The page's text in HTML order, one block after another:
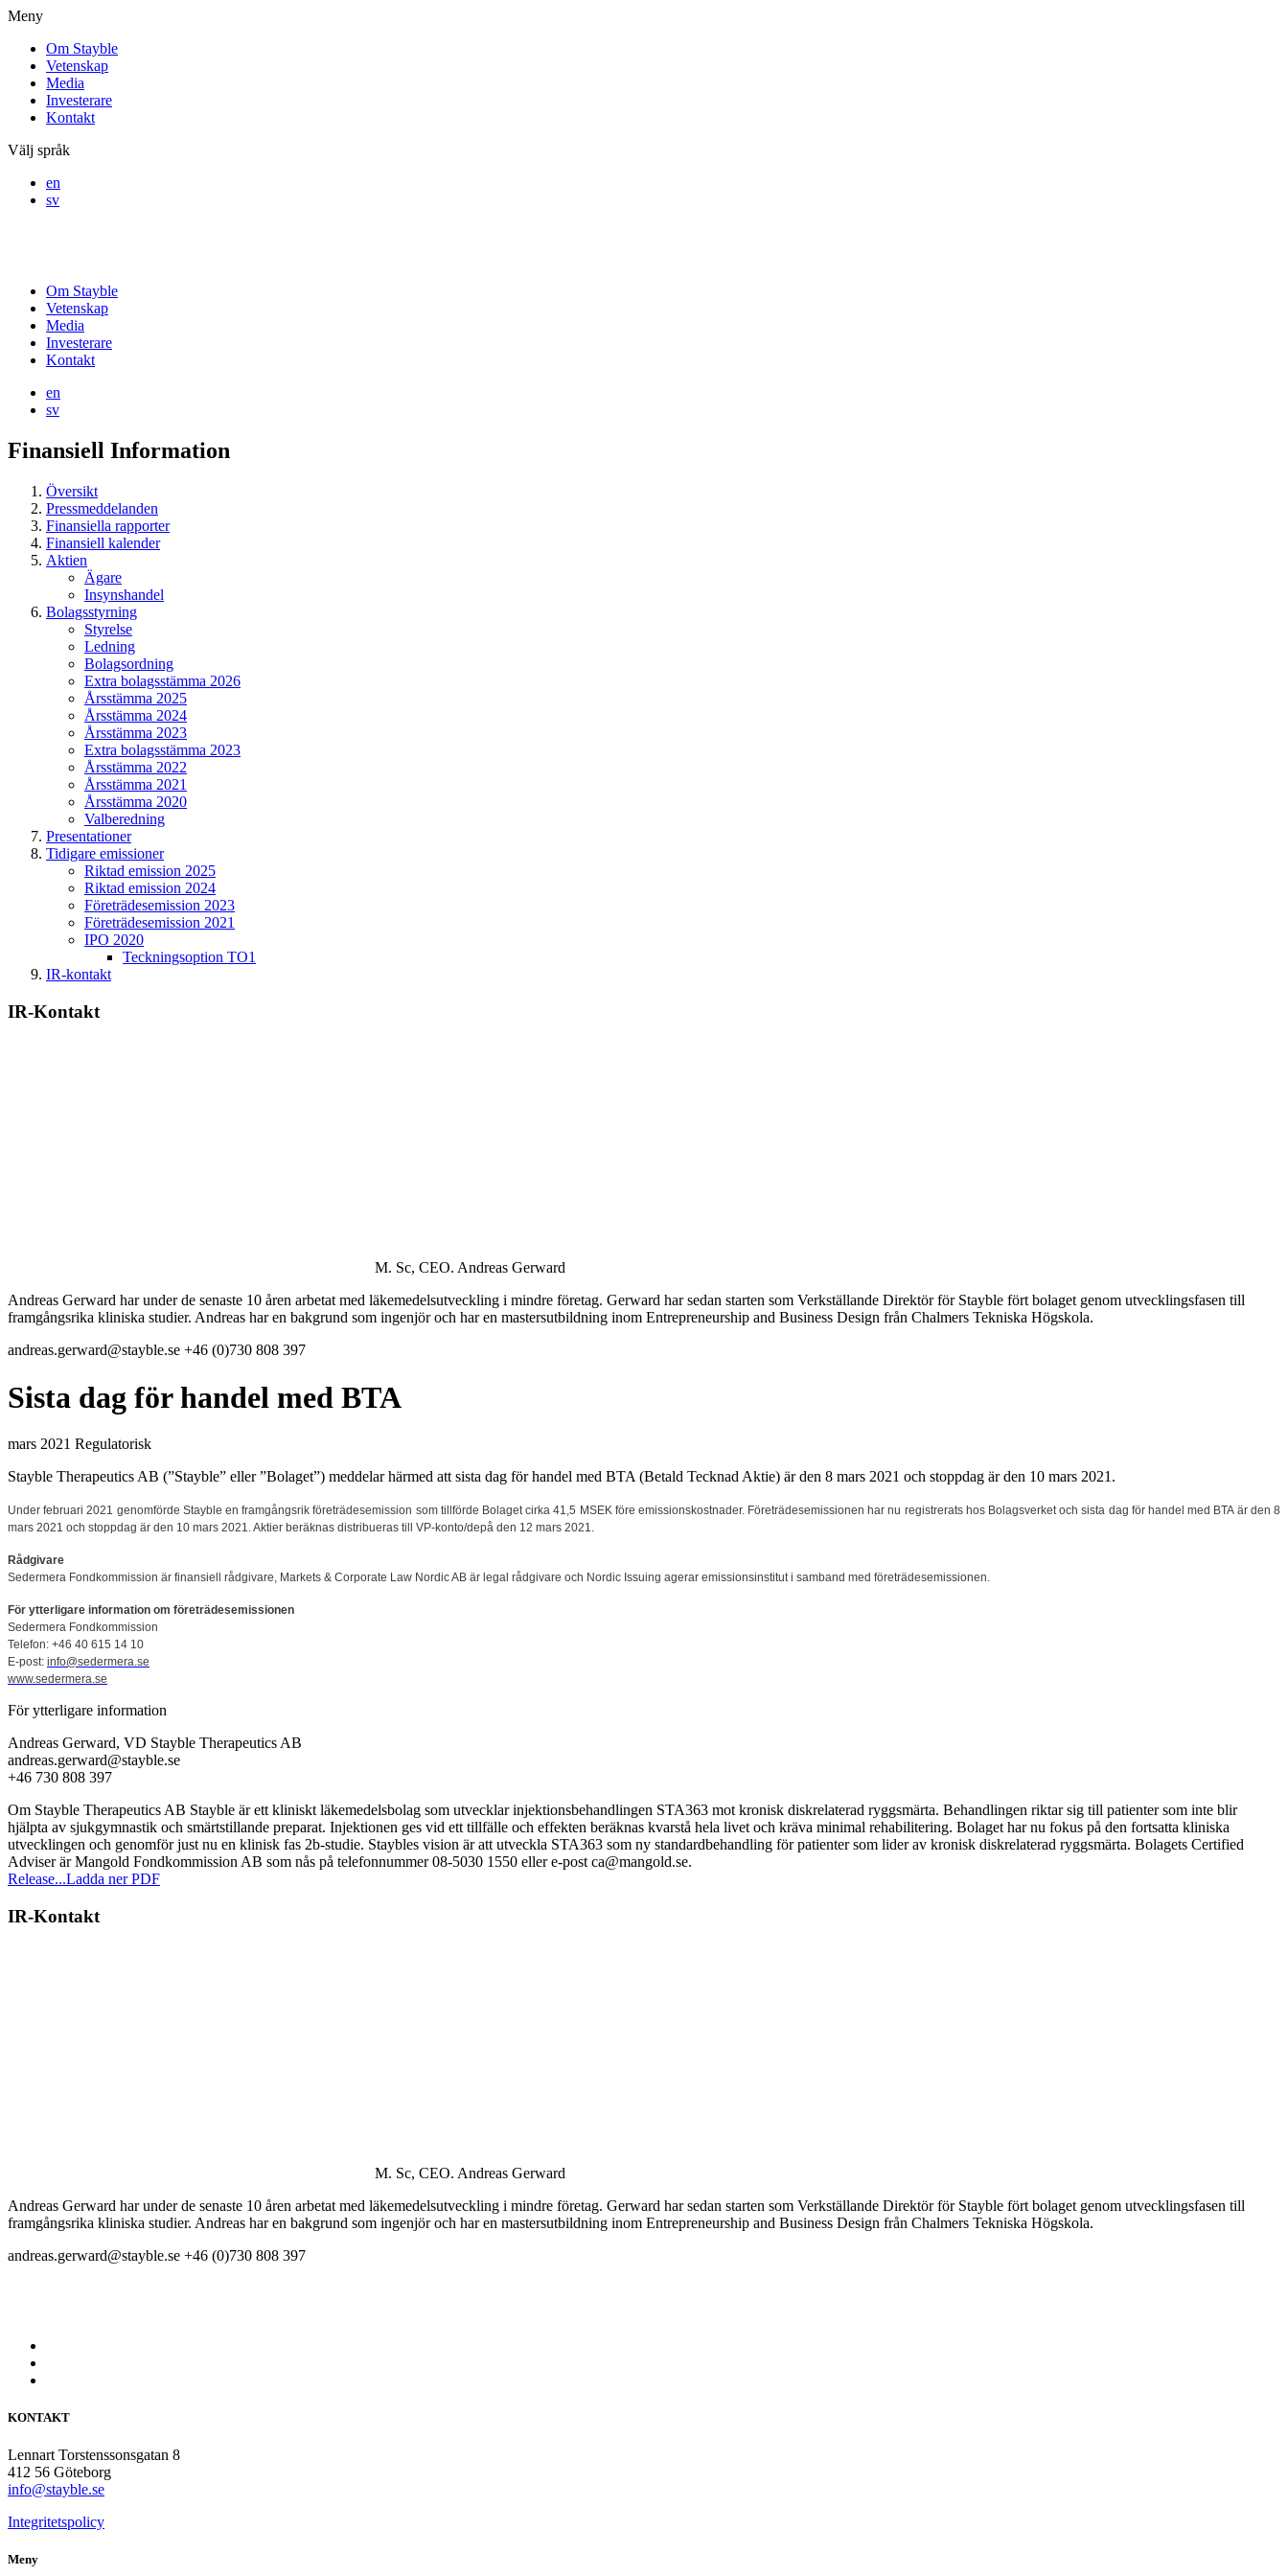
Meny
Om Stayble
Vetenskap
Media
Investerare
Kontakt
Välj språk
en
sv
Om Stayble
Vetenskap
Media
Investerare
Kontakt
en
sv
Finansiell Information
Översikt
Pressmeddelanden
Finansiella rapporter
Finansiell kalender
Aktien
Ägare
Insynshandel
Bolagsstyrning
Styrelse
Ledning
Bolagsordning
Extra bolagsstämma 2026
Årsstämma 2025
Årsstämma 2024
Årsstämma 2023
Extra bolagsstämma 2023
Årsstämma 2022
Årsstämma 2021
Årsstämma 2020
Valberedning
Presentationer
Tidigare emissioner
Riktad emission 2025
Riktad emission 2024
Företrädesemission 2023
Företrädesemission 2021
IPO 2020
Teckningsoption TO1
IR-kontakt
IR-Kontakt
M. Sc, CEO. Andreas Gerward
Andreas Gerward har under de senaste 10 åren arbetat med läkemedelsutveckling i mindre företag. Gerward har sedan starten som Verkställande Direktör för Stayble fört bolaget genom utvecklingsfasen till
framgångsrika kliniska studier. Andreas har en bakgrund som ingenjör och har en mastersutbildning inom Entrepreneurship and Business Design från Chalmers Tekniska Högskola.
andreas.gerward@stayble.se +46 (0)730 808 397
Sista dag för handel med BTA
mars 2021 Regulatorisk
Stayble Therapeutics AB (”Stayble” eller ”Bolaget”) meddelar härmed att sista dag för handel med BTA (Betald Tecknad Aktie) är den 8 mars 2021 och stoppdag är den 10 mars 2021.
Under februari 2021 genomförde Stayble en framgångsrik företrädesemission som tillförde Bolaget cirka 41,5 MSEK före emissionskostnader. Företrädesemissionen har nu registrerats hos Bolagsverket och sista dag för handel med BTA är den 8
mars 2021 och stoppdag är den 10 mars 2021. Aktier beräknas distribueras till VP-konto/depå den 12 mars 2021.
Rådgivare
Sedermera Fondkommission är finansiell rådgivare, Markets & Corporate Law Nordic AB är legal rådgivare och Nordic Issuing agerar emissionsinstitut i samband med företrädesemissionen.
För ytterligare information om företrädesemissionen
Sedermera Fondkommission
Telefon: +46 40 615 14 10
E-post: info@sedermera.se
www.sedermera.se
För ytterligare information
Andreas Gerward, VD Stayble Therapeutics AB
andreas.gerward@stayble.se
+46 730 808 397
Om Stayble Therapeutics AB Stayble är ett kliniskt läkemedelsbolag som utvecklar injektionsbehandlingen STA363 mot kronisk diskrelaterad ryggsmärta. Behandlingen riktar sig till patienter som inte blir
hjälpta av sjukgymnastik och smärtstillande preparat. Injektionen ges vid ett tillfälle och effekten beräknas kvarstå hela livet och kräva minimal rehabilitering. Bolaget har nu fokus på den fortsatta kliniska
utvecklingen och genomför just nu en klinisk fas 2b-studie. Staybles vision är att utveckla STA363 som ny standardbehandling för patienter som lider av kronisk diskrelaterad ryggsmärta. Bolagets Certified
Adviser är Mangold Fondkommission AB som nås på telefonnummer 08-5030 1550 eller e-post ca@mangold.se.
Release...Ladda ner PDF
IR-Kontakt
M. Sc, CEO. Andreas Gerward
Andreas Gerward har under de senaste 10 åren arbetat med läkemedelsutveckling i mindre företag. Gerward har sedan starten som Verkställande Direktör för Stayble fört bolaget genom utvecklingsfasen till
framgångsrika kliniska studier. Andreas har en bakgrund som ingenjör och har en mastersutbildning inom Entrepreneurship and Business Design från Chalmers Tekniska Högskola.
andreas.gerward@stayble.se +46 (0)730 808 397
KONTAKT
Lennart Torstenssonsgatan 8
412 56 Göteborg
info@stayble.se
Integritetspolicy
Meny